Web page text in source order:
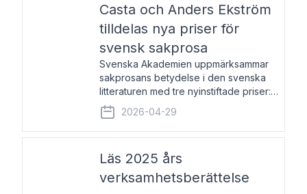
Casta och Anders Ekström
tilldelas nya priser för
svensk sakprosa
Svenska Akademien uppmärksammar
sakprosans betydelse i den svenska
litteraturen med tre nyinstiftade priser:
Svenska Akademiens pris till
framstående författare av svensk
sakprosa som i år går till Magnus
2026-04-29
Läs 2025 års
verksamhetsberättelse